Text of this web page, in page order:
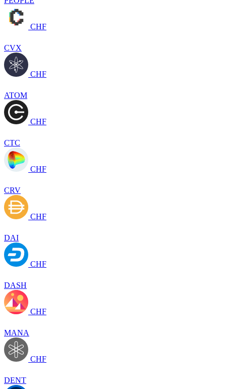
CHF
CVX
CHF
ATOM
CHF
CTC
CHF
CRV
CHF
DAI
CHF
DASH
CHF
MANA
CHF
DENT